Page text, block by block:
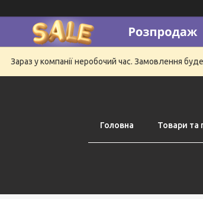
Зараз у компанії неробочий час. Замовлення
Головна Товари та